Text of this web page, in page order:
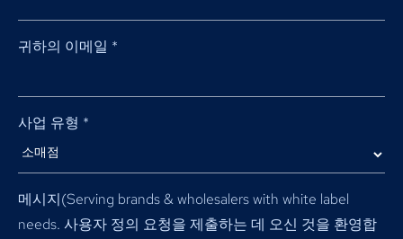
귀하의 이메일 *
사업 유형 *
메시지(Serving brands & wholesalers with white label
needs. 사용자 정의 요청을 제출하는 데 오신 것을 환영합